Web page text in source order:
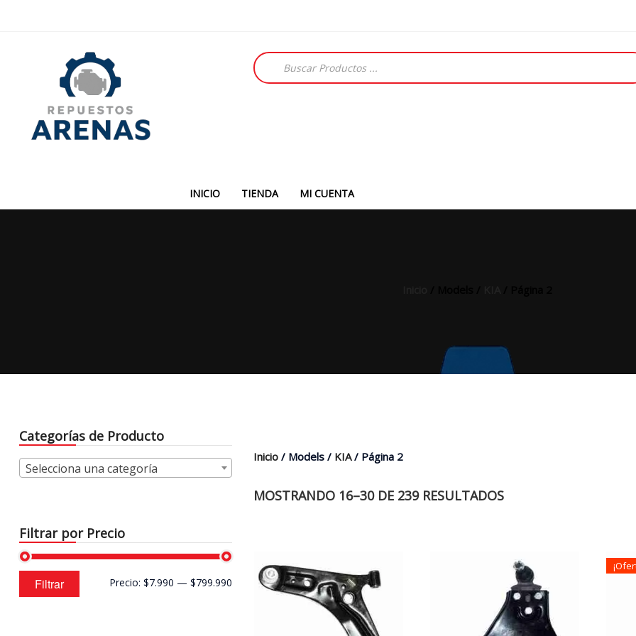
Búsqueda
de
productos
INICIO TIENDA MI CUENTA
Categorías de Producto
Selecciona una categoría
Filtrar por Precio
Precio
mínimo
Precio
máximo
Filtrar Precio: $7.990 — $799.990
Inicio / Models / KIA/ Página 2
MOSTRANDO 16–30 DE 239 RESULTADOS